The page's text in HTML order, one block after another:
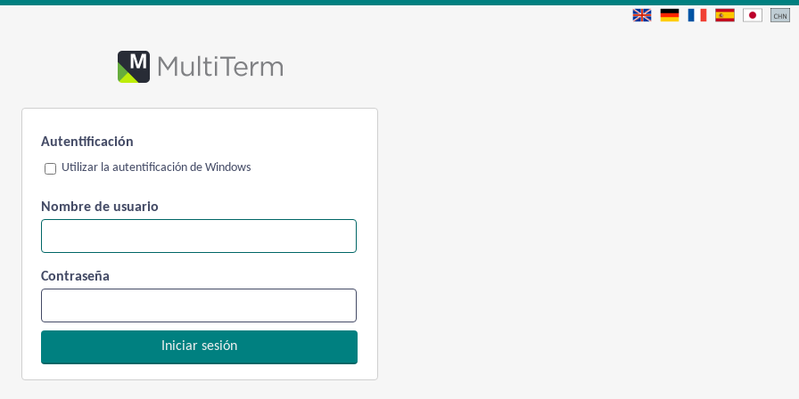
Autentificación
Utilizar la autentificación de Windows
Nombre de usuario
Contraseña